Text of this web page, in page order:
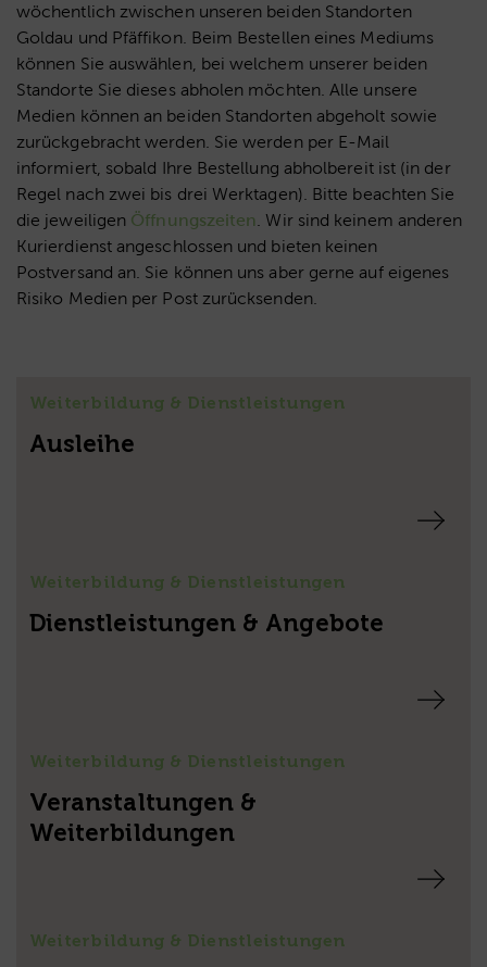
wöchentlich zwischen unseren beiden Standorten
Goldau und Pfäffikon. Beim Bestellen eines Mediums
können Sie auswählen, bei welchem unserer beiden
Standorte Sie dieses abholen möchten. Alle unsere
Medien können an beiden Standorten abgeholt sowie
zurückgebracht werden. Sie werden per E-Mail
informiert, sobald Ihre Bestellung abholbereit ist (in der
Regel nach zwei bis drei Werktagen). Bitte beachten Sie
die jeweiligen Öffnungszeiten
. Wir sind keinem anderen
Kurierdienst angeschlossen und bieten keinen
Postversand an. Sie können uns aber gerne auf eigenes
Risiko Medien per Post zurücksenden.
Weiterbildung & Dienstleistungen
Ausleihe
Weiterbildung & Dienstleistungen
Dienstleistungen & Angebote
Weiterbildung & Dienstleistungen
Veranstaltungen &
Weiterbildungen
Weiterbildung & Dienstleistungen